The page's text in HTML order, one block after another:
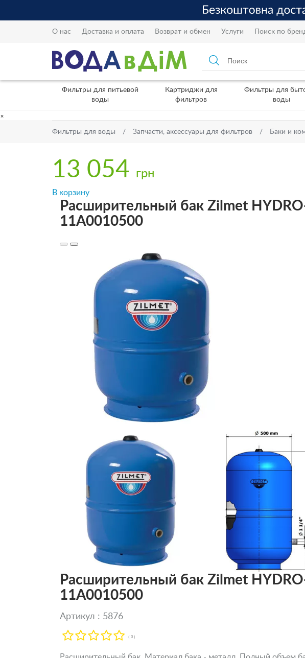
О нас Доставка и оплата Возврат и обмен Услуги Поиск по
Фильтры для питьевой
воды
Картриджи для
фильтров
Фильтры для
воды
×
Фильтры для воды Запчасти, аксессуары для фильтров Баки и
13 054 грн
В корзину
Расширительный бак Zilmet
11A0010500
Расширительный бак Zilmet
11A0010500
Артикул : 5876
( 0 )